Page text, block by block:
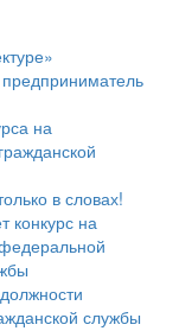
на
в словах!
конкурс на
службы